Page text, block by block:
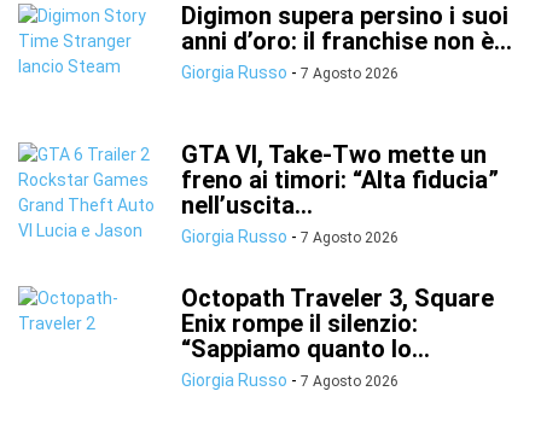
Digimon supera persino i suoi
anni d’oro: il franchise non è...
Giorgia Russo - 7 Agosto 2026
GTA VI, Take-Two mette un
freno ai timori: “Alta fiducia”
nell’uscita...
Giorgia Russo - 7 Agosto 2026
Octopath Traveler 3, Square
Enix rompe il silenzio:
“Sappiamo quanto lo...
Giorgia Russo - 7 Agosto 2026